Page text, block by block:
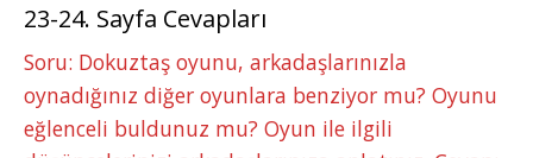
23-24. Sayfa Cevapları
Soru: Dokuztaş oyunu, arkadaşlarınızla
oynadığınız diğer oyunlara benziyor mu? Oyunu
eğlenceli buldunuz mu? Oyun ile ilgili